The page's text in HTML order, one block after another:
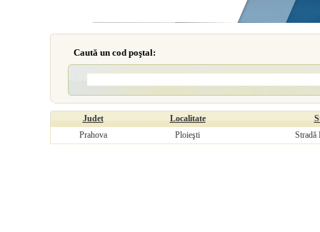
Caută un cod poştal:
Judet Localitate
Prahova
Ploieşti Stradă